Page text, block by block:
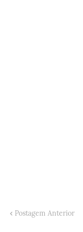
Postagem Anterior